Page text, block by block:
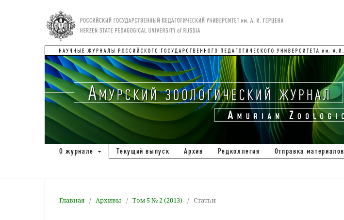
О журнале Текущий выпуск Архив Редколлегия Отправка материалов
Главная / Архивы / Том 5 № 2 (2013) / Статьи